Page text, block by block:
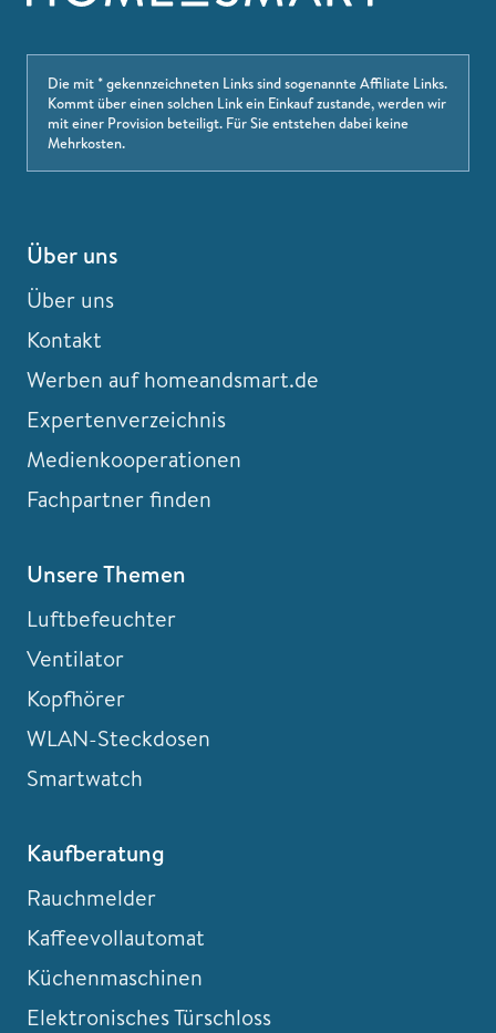
Die mit * gekennzeichneten Links sind sogenannte Affiliate Links.
Kommt über einen solchen Link ein Einkauf zustande, werden wir
mit einer Provision beteiligt. Für Sie entstehen dabei keine
Mehrkosten.
Über uns
Über uns
Kontakt
Werben auf homeandsmart.de
Expertenverzeichnis
Medienkooperationen
Fachpartner finden
Unsere Themen
Luftbefeuchter
Ventilator
Kopfhörer
WLAN-Steckdosen
Smartwatch
Kaufberatung
Rauchmelder
Kaffeevollautomat
Küchenmaschinen
Elektronisches Türschloss